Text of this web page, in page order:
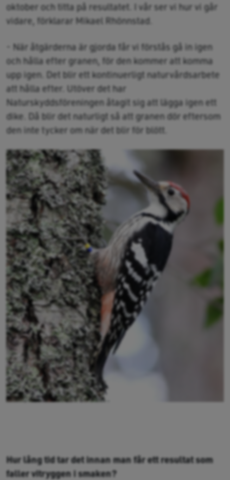
oktober och titta på resultatet. I vår ser vi hur vi går
vidare, förklarar Mikael Rhönnstad.
- När åtgärderna är gjorda får vi förstås gå in igen
och hålla efter granen, för den kommer att komma
upp igen. Det blir ett kontinuerligt naturvårdsarbete
att hålla efter. Utöver det har
Naturskyddsföreningen åtagit sig att lägga igen ett
dike. Då blir det naturligt så att granen dör eftersom
den inte tycker om när det blir för blött.
Hur lång tid tar det innan man får ett resultat som
faller vitryggen i smaken?